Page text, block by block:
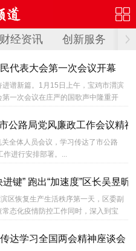
财经资讯 创新服务
代表大会第一次会议开幕
谱新篇。1月15日上午，宝鸡市渭滨
第一次会议在庄严的国歌声中隆重开
公路局党风廉政工作会议精神
全体人员会议，学习传达了市公路
作进行安排部署。...
键” 跑出“加速度”区长吴昱
区恢复生产生活秩序第一天，区委副
态化疫情防控工作同时，深入到宝
达学习全国两会精神座谈会